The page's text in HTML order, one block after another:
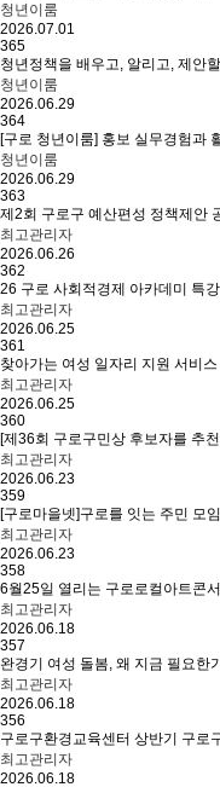
청년이룸
2026.07.01
365
청년정책을 배우고, 알리고, 제안
청년이룸
2026.06.29
364
[구로 청년이룸] 홍보 실무경험과
청년이룸
2026.06.29
363
제2회 구로구 예산편성 정책제안
최고관리자
2026.06.26
362
26 구로 사회적경제 아카데미 특
최고관리자
2026.06.25
361
찾아가는 여성 일자리 지원 서비
최고관리자
2026.06.25
360
[제36회 구로구민상 후보자를 추
최고관리자
2026.06.23
359
[구로마을넷]구로를 잇는 주민 모
최고관리자
2026.06.23
358
6월25일 열리는 구로로컬아트콘
최고관리자
2026.06.18
357
완경기 여성 돌봄, 왜 지금 필요한
최고관리자
2026.06.18
356
구로구환경교육센터 상반기 구로
최고관리자
2026.06.18